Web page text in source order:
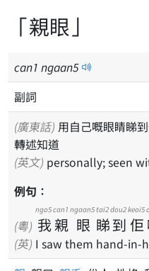
「親眼」
can1 ngaan5
副詞
(廣東話)
轉述知道
(英文) personally; seen
例句：
(粵) 我
ngo5
親
can1
眼
ngaan5
睇
tai2
到
dou2
佢
keoi5
(英) I saw them hand-in-